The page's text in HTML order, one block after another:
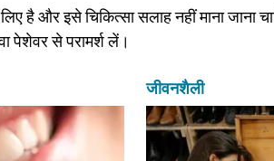
है और इसे चिकित्सा सलाह नहीं माना जाना
पेशेवर से परामर्श लें।
जीवनशैली